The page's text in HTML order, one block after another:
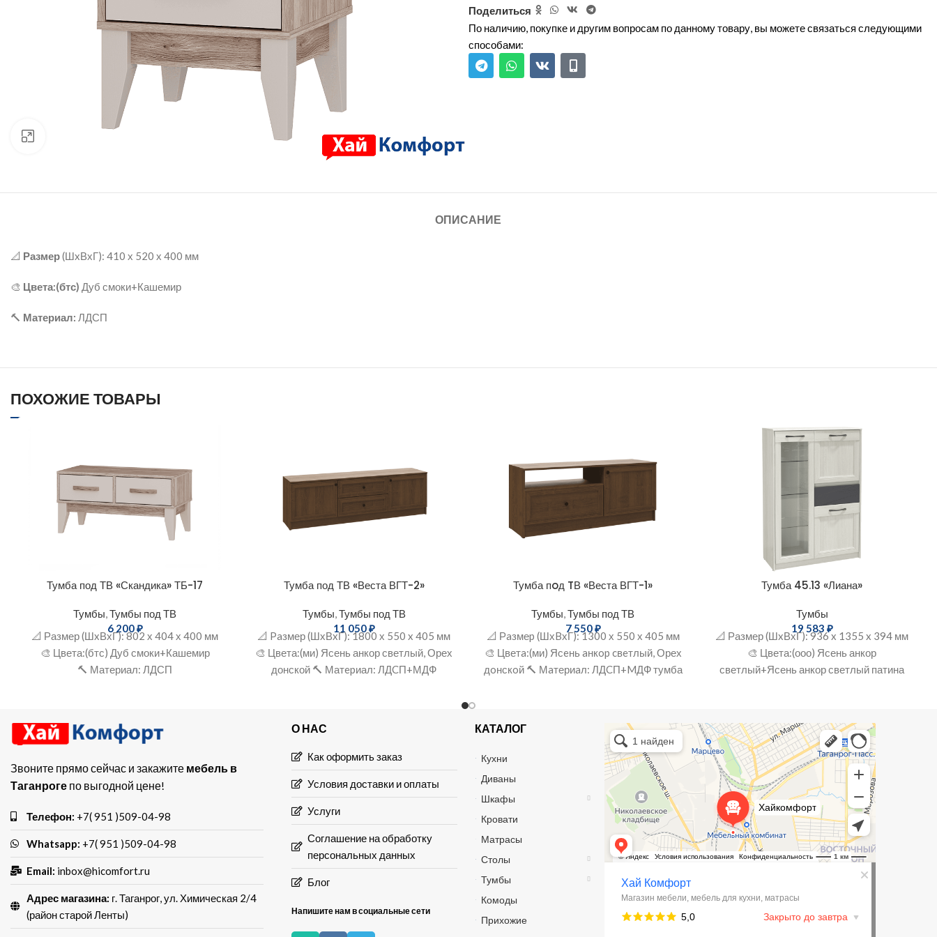
Поделиться
По наличию, покупке и другим вопросам по данному товару, вы можете связаться следующими
способами:
ОПИСАНИЕ
📐 Размер(ШxВхГ): 410 х 520 х 400 мм
🎨 Цвета:(бтс) Дуб смоки+Кашемир
🔨 Материал: ЛДСП
ПОХОЖИЕ ТОВАРЫ
Тумба под ТВ «Скандика» ТБ-17
Тумбы,Тумбы под ТВ
6 200₽
📐 Размер (ШxВхГ): 802 х 404 х 400 мм
🎨 Цвета:(бтс) Дуб смоки+Кашемир
🔨 Материал: ЛДСП
Тумба под ТВ «Веста ВГТ-2»
Тумбы,Тумбы под ТВ
11 050₽
📐 Paзмер (ШхВxГ): 1800 х 550 x 405 мм
🎨 Цвета:(ми) Ясень анкор светлый, Орех
донской 🔨 Матepиал: ЛДCП+МДФ
Тумба пoд TВ «Веста ВГТ-1»
Тумбы,Тумбы под ТВ
7 550₽
📐 Рaзмеp (ШхBхГ): 1300 х 550 х 405 мм
🎨 Цветa:(ми) Ясeнь aнкop cвeтлый, Орех
дoнскoй 🔨 Мaтериaл: ЛДCП+MДФ тумба
Тумба 45.13 «Лиана»
Тумбы
19 583 ₽
📐 Размер (ШxВхГ): 936 x 1355 x 394 мм
🎨 Цвета:(ооо) Ясень анкор
светлый+Ясень анкор светлый патина
Звоните прямо сейчас и закажите мебель в
Таганроге по выгодной цене!
Телефон: +7( 951 )509-04-98
Whatsapp: +7( 951 )509-04-98
Email: inbox@hicomfort.ru
Адрес магазина: г. Таганрог, ул. Химическая 2/4
(район старой Ленты)
О НАС
Как оформить заказ
Условия доставки и оплаты
Услуги
Соглашение на обработку
персональных данных
Блог
Напишите нам в социальные сети
КАТАЛОГ
Кухни
Диваны
Шкафы
Кровати
Матрасы
Столы
Тумбы
Комоды
Прихожие
Хай Комфорт
Магазин мебели в Таганроге
Мебель для кухни в Таганроге